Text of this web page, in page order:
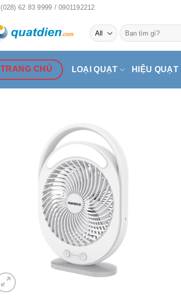
(028) 62 83 9999 / 0901192212
Tìm
kiếm:
TRANG CHỦ LOẠI QUẠT HIỆU QUẠT